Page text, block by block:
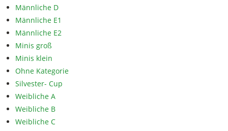
Männliche D
Männliche E1
Männliche E2
Minis groß
Minis klein
Ohne Kategorie
Silvester- Cup
Weibliche A
Weibliche B
Weibliche C